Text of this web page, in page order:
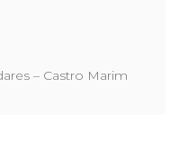
– Castro Marim